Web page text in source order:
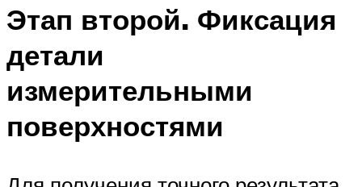
Этап второй. Фиксация
детали
измерительными
поверхностями